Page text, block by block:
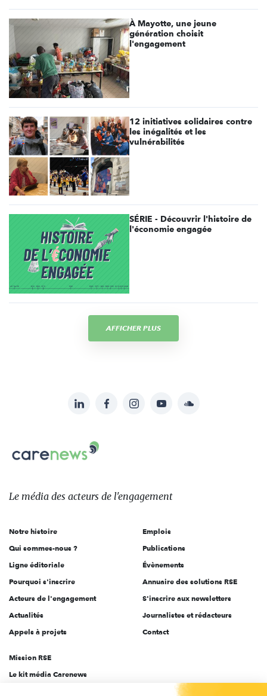
À Mayotte, une jeune
génération choisit
l'engagement
12 initiatives solidaires contre
les inégalités et les
vulnérabilités
SÉRIE - Découvrir l'histoire de
l'économie engagée
AFFICHER PLUS
sur:
LinkedInFacebookInstagramYouTubeSoundcloud
Carenews,
Le
des
l'engagement
Le média des acteurs de l'engagement
Notre histoire
Qui sommes-nous ?
Ligne éditoriale
Pourquoi s'inscrire
Acteurs de l'engagement
Actualités
Appels à projets
Emplois
Publications
Évènements
Annuaire des solutions RSE
S'inscrire aux newsletters
Journalistes et rédacteurs
Contact
Mission RSE
Le kit média Carenews